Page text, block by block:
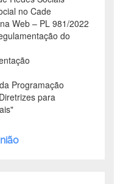
no Cade
Web – PL 981/2022
do
Programação
para